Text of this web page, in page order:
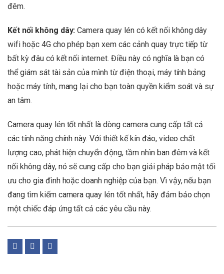
đêm.
Kết nối không dây: Camera quay lén có kết nối không dây
wifi hoặc 4G cho phép bạn xem các cảnh quay trực tiếp từ
bất kỳ đâu có kết nối internet. Điều này có nghĩa là bạn có
thể giám sát tài sản của mình từ điện thoại, máy tính bảng
hoặc máy tính, mang lại cho bạn toàn quyền kiểm soát và sự
an tâm.
Camera quay lén tốt nhất là dòng camera cung cấp tất cả
các tính năng chính này. Với thiết kế kín đáo, video chất
lượng cao, phát hiện chuyển động, tầm nhìn ban đêm và kết
nối không dây, nó sẽ cung cấp cho bạn giải pháp bảo mật tối
ưu cho gia đình hoặc doanh nghiệp của bạn. Vì vậy, nếu bạn
đang tìm kiếm camera quay lén tốt nhất, hãy đảm bảo chọn
một chiếc đáp ứng tất cả các yêu cầu này.